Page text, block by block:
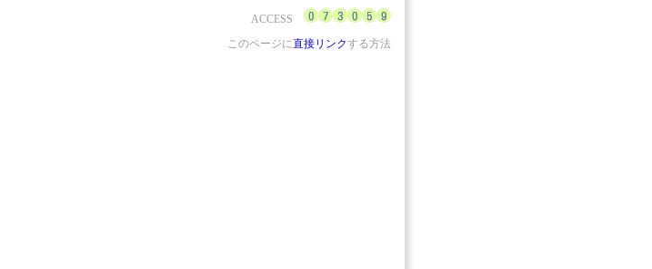
ACCESS
このページに直接リンクする方法